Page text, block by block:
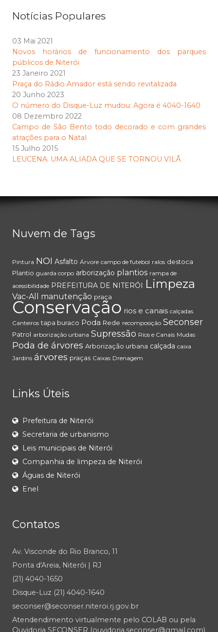
Notícias Populares
03 Mai 2021
Novos horários de funcionamento dos parques
públicos de Niterói
23 Janeiro 2021
Praça do Rádio Amador está sendo revitalizada
20 Junho 2023
O número do Disque-Luz mudou: Agora é 4040-1640
08 Dezembro 2022
Campo de São Bento todo decorado e com grandes
atrações para o Natal
15 Julho 2015
LEUCENA: UMA ALIADA QUE SE TORNOU VILÃ
Nuvem de Tags
Pintura NOI Asfalto Árvore campo de futebol ralos destoca
Plantio guarda corpo arborização plantios rampa de
acessibilidade PREFEITURA DE NITERÓI Limpeza
Vac-All manutenção praça
Conservação rios e canais calçadas
Canteiros tapa buraco Poda Rede recomposição Seconser
Patrol arborização urbana Supressão Rios e Canais Mudas
Poda de árvores Arborização urbana calçada caixa
Jardins árvores praças Caixas Drenagem
Links Úteis
Prefeitura de Niterói
Secretaria de urbanismo
Leis municipais de Niterói
Companhia de limpeza de Niterói
Águas de Niterói
Enel
Contatos
Av. Visconde do Rio Branco, 11
Ponta d'Areia, Niterói | RJ
(21) 4040-1650
Disque-Luz (21) 4040-1640
seconser@seconser.niteroi.rj.gov.br
Atendendimento virtualmente pelo COLAB ou pela
Ouvidoria SECONSER (ouvidoria.seconser@gmail.com)